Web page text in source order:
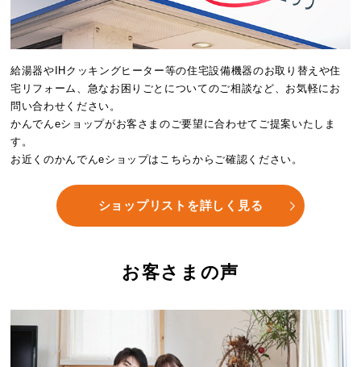
給湯器やIHクッキングヒーター等の住宅設備機器のお取り替えや住
宅リフォーム、急なお困りごとについてのご相談など、お気軽にお
問い合わせください。
かんでんeショップがお客さまのご要望に合わせてご提案いたしま
す。
お近くのかんでんeショップはこちらからご確認ください。
ショップリストを詳しく見る
お客さまの声